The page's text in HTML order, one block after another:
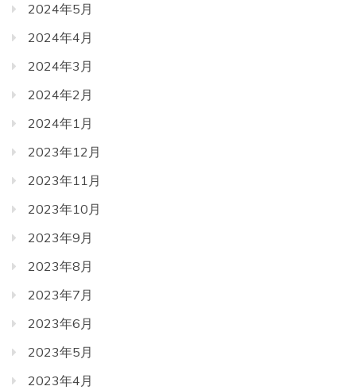
2024年5月
2024年4月
2024年3月
2024年2月
2024年1月
2023年12月
2023年11月
2023年10月
2023年9月
2023年8月
2023年7月
2023年6月
2023年5月
2023年4月